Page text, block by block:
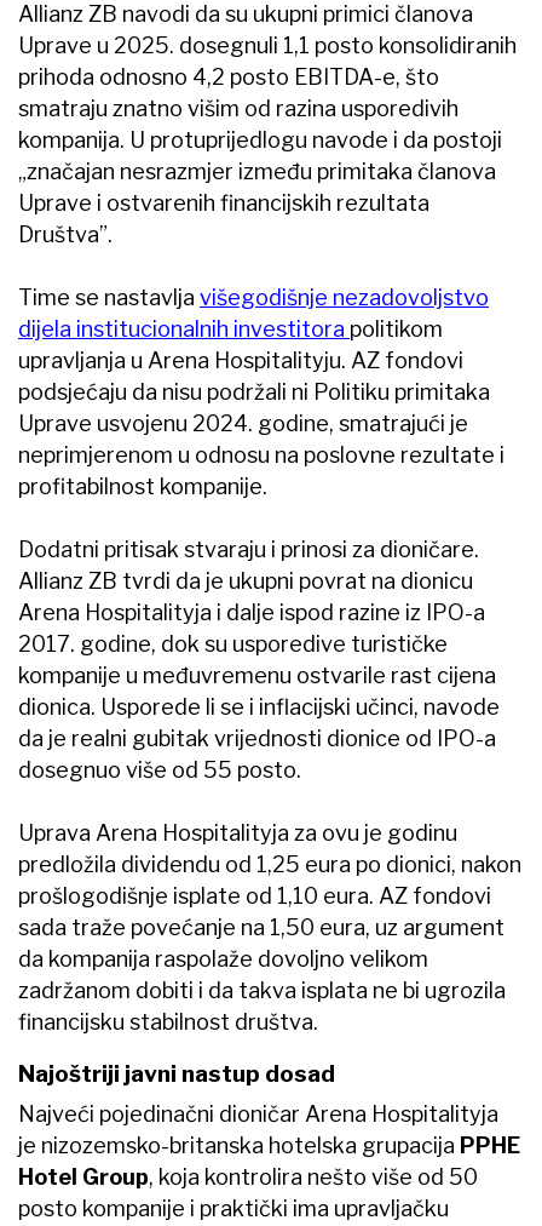
Allianz ZB navodi da su ukupni primici članova
Uprave u 2025. dosegnuli 1,1 posto konsolidiranih
prihoda odnosno 4,2 posto EBITDA-e, što
smatraju znatno višim od razina usporedivih
kompanija. U protuprijedlogu navode i da postoji
„značajan nesrazmjer između primitaka članova
Uprave i ostvarenih financijskih rezultata
Društva”.
Time se nastavlja višegodišnje nezadovoljstvo
dijela institucionalnih investitora politikom
upravljanja u Arena Hospitalityju. AZ fondovi
podsjećaju da nisu podržali ni Politiku primitaka
Uprave usvojenu 2024. godine, smatrajući je
neprimjerenom u odnosu na poslovne rezultate i
profitabilnost kompanije.
Dodatni pritisak stvaraju i prinosi za dioničare.
Allianz ZB tvrdi da je ukupni povrat na dionicu
Arena Hospitalityja i dalje ispod razine iz IPO-a
2017. godine, dok su usporedive turističke
kompanije u međuvremenu ostvarile rast cijena
dionica. Usporede li se i inflacijski učinci, navode
da je realni gubitak vrijednosti dionice od IPO-a
dosegnuo više od 55 posto.
Uprava Arena Hospitalityja za ovu je godinu
predložila dividendu od 1,25 eura po dionici, nakon
prošlogodišnje isplate od 1,10 eura. AZ fondovi
sada traže povećanje na 1,50 eura, uz argument
da kompanija raspolaže dovoljno velikom
zadržanom dobiti i da takva isplata ne bi ugrozila
financijsku stabilnost društva.
Najoštriji javni nastup dosad
Najveći pojedinačni dioničar Arena Hospitalityja
je nizozemsko-britanska hotelska grupacija PPHE
Hotel Group, koja kontrolira nešto više od 50
posto kompanije i praktički ima upravljačku